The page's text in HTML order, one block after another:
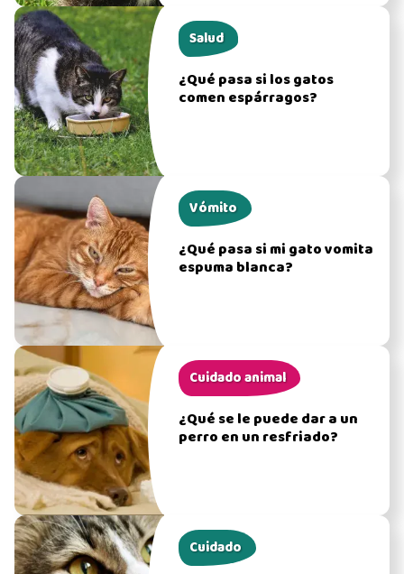
Salud
¿Qué pasa si los gatos
comen espárragos?
Vómito
¿Qué pasa si mi gato vomita
espuma blanca?
Cuidado animal
¿Qué se le puede dar a un
perro en un resfriado?
Cuidado